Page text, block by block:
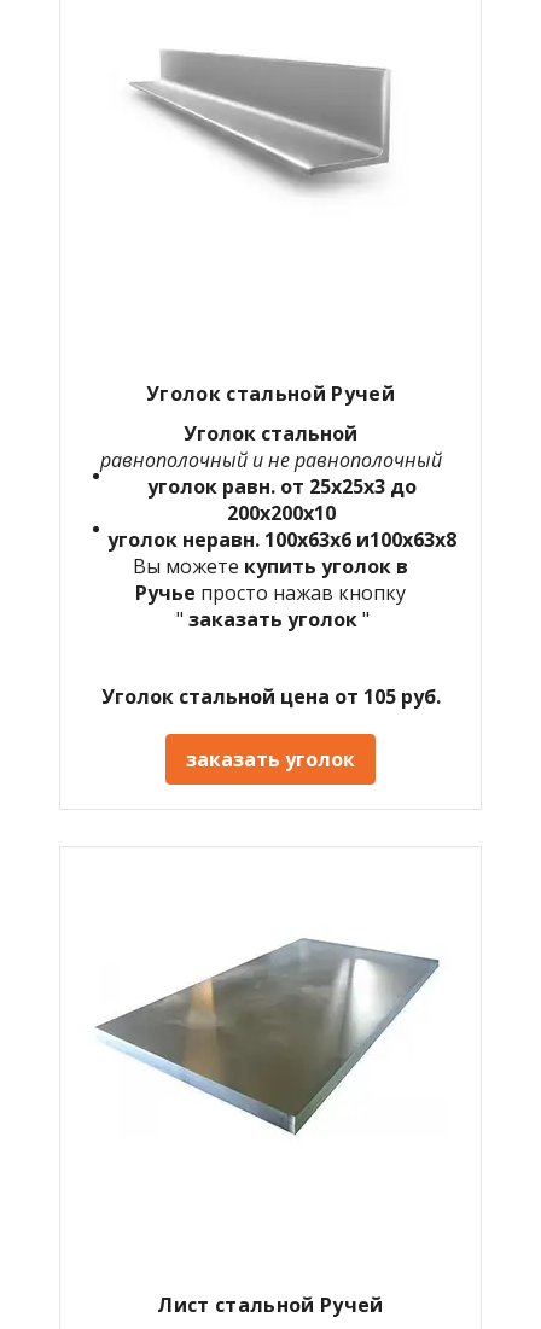
Уголок стальной Ручей
Уголок стальной
равнополочный и не равнополочный
уголок равн. от 25х25х3 до
200х200х10
уголок неравн. 100х63х6 и100х63х8
Вы можете купить уголок в
Ручье просто нажав кнопку
" заказать уголок"
Уголок стальной цена от 105 руб.
заказать уголок
Лист стальной Ручей